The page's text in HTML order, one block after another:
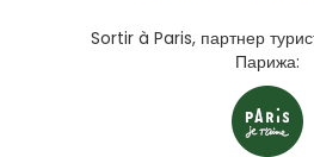
Sortir à Paris, партнер
Парижа: